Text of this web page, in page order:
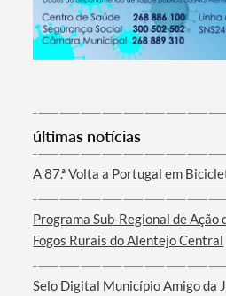
Categorias gerais
últimas notícias
A 87.ª Volta a Portugal em
Programa Sub-Regional de
Fogos Rurais do Alentejo Central
Selo Digital Município Amigo da